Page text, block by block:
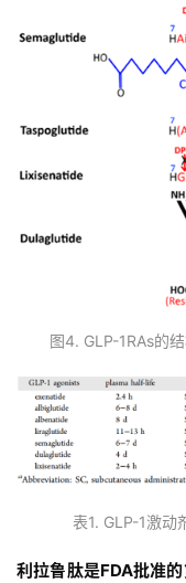
学
A
l
n
联
系
我
图4. GLP-1RAs的
表1. GLP-1激动
利拉鲁肽是FDA批准